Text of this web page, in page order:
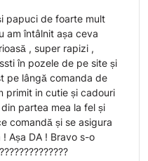
papuci de foarte mult
am întâlnit așa ceva
, super rapizi ,
în pozele de pe site și
pe lângă comanda de
primit in cutie și cadouri
partea mea la fel și
comandă și se asigura
Așa DA ! Bravo s-o